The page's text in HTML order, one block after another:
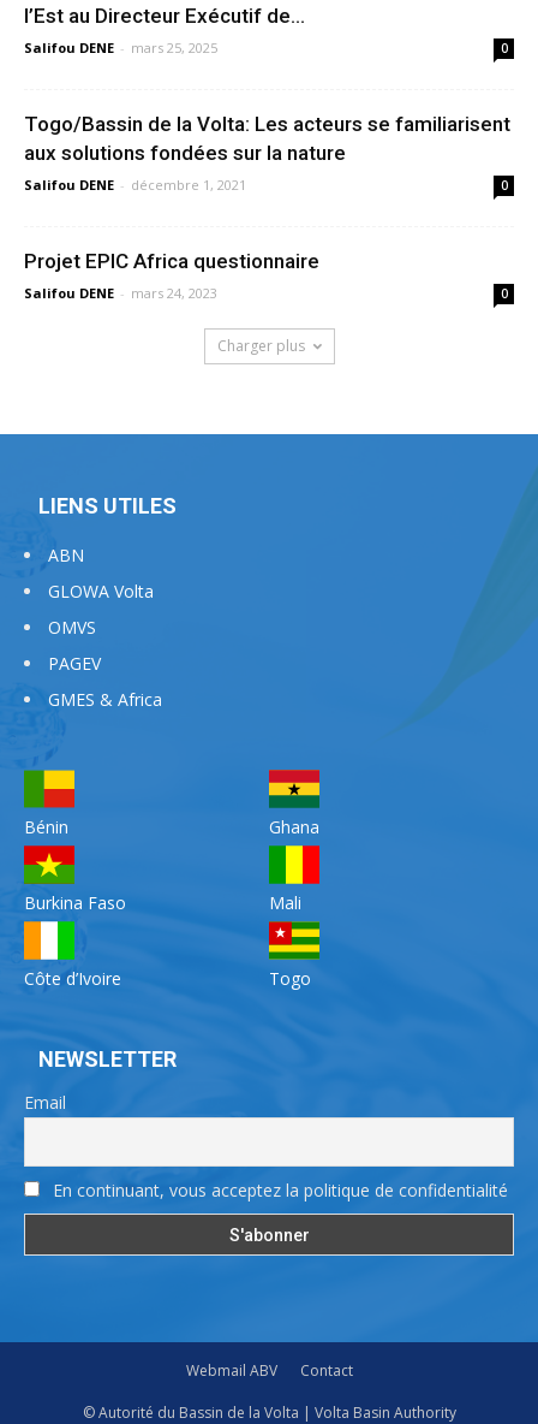
l’Est au Directeur Exécutif de...
Salifou DENE - mars 25, 2025 0
Togo/Bassin de la Volta: Les acteurs se familiarisent
aux solutions fondées sur la nature
Salifou DENE - décembre 1, 2021 0
Projet EPIC Africa questionnaire
Salifou DENE - mars 24, 2023 0
Charger plus
LIENS UTILES
ABN
GLOWA Volta
OMVS
PAGEV
GMES & Africa
Bénin
Burkina Faso
Côte d’Ivoire
Ghana
Mali
Togo
NEWSLETTER
Email
En continuant, vous acceptez la politique de confidentialité
Webmail ABV Contact
© Autorité du Bassin de la Volta | Volta Basin Authority